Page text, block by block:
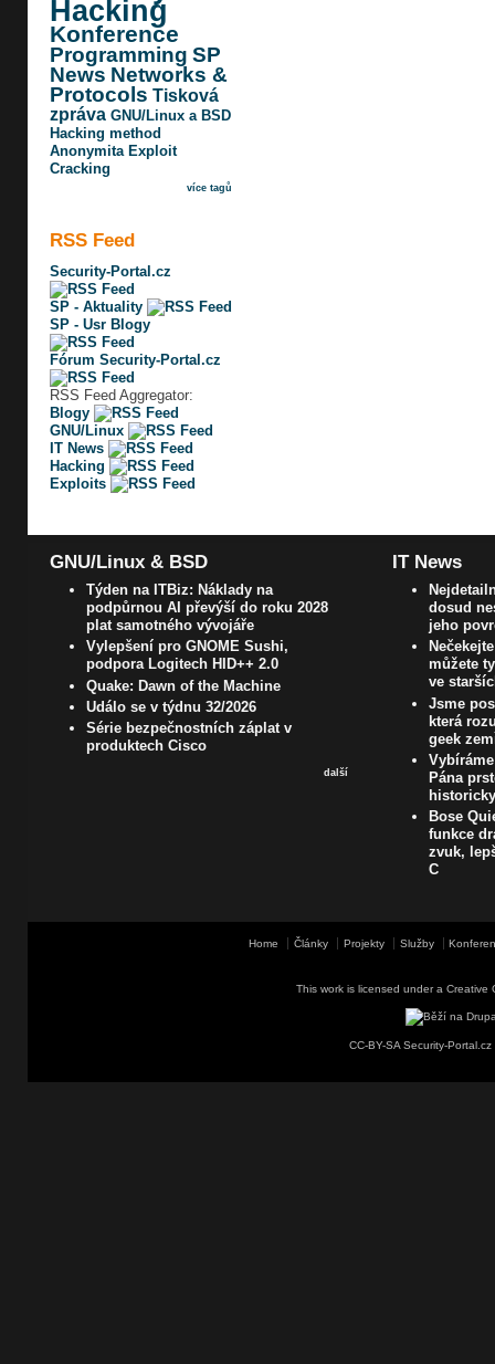
Hacking
Konference
Programming SP
News Networks &
Protocols Tisková
zpráva GNU/Linux a BSD
Hacking method
Anonymita Exploit
Cracking
více tagů
RSS Feed
Security-Portal.cz
SP - Aktuality
SP - Usr Blogy
Fórum Security-Portal.cz
RSS Feed Aggregator:
Blogy
GNU/Linux
IT News
Hacking
Exploits
GNU/Linux & BSD
Týden na ITBiz: Náklady na
podpůrnou AI převýší do roku 2028
plat samotného vývojáře
Vylepšení pro GNOME Sushi,
podpora Logitech HID++ 2.0
Quake: Dawn of the Machine
Událo se v týdnu 32/2026
Série bezpečnostních záplat v
produktech Cisco
další
IT News
dosud
jeho
můžete
ve
Jsme
která
geek
Pána
Bose
funkce
zvuk,
C
Home Články Projekty Služby
This work is licensed under a Creative
CC-BY-SA Security-